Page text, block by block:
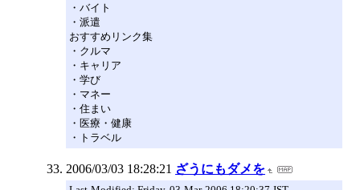
・バイト
・派遣
おすすめリンク集
・クルマ
・キャリア
・学び
・マネー
・住まい
・医療・健康
・トラベル
2006/03/03 18:28:21 ざうにもダメを